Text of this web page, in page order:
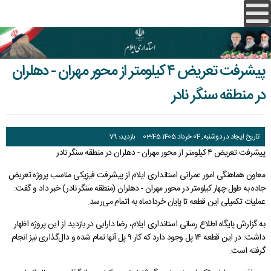
پیشرفت تعریض ۴ کیلومتر از محور مهران - دهلران
در منطقه سنگر نادر
تاریخ ایجاد در دوشنبه, 04 خرداد 1405 03:45 بازدید: 79
پیشرفت تعریض ۴ کیلومتر از محور مهران - دهلران در منطقه سنگر نادر
معاون هماهنگی امور عمرانی استانداری ایلام از پیشرفت فیزیکی مناسب پروژه تعریض
جاده به طول چهار کیلومتر در محور مهران - دهلران (منطقه سنگر نادر) خبر داد و گفت:
عملیات تکمیلی این قطعه تا پایان خردادماه به اتمام می‌رسد.
به گزارش پایگاه اطلاع رسانی استانداری ایلام، رضا دارابی در بازدید از این پروژه اظهار
داشت: در این قطعه ۱۴ پل وجود دارد که کار ۹ پل آنها تمام شده و دال‌گذاری نیز انجام
گرفته است.
صفحه اصلی
حوزه استاندار
دفتر بازرسی، مدیریت عملکرد و امور حقوقی
اداره کل حراست
دفتر امور امنيتی،انتظامی و اتباع ومهاجرین خارجی
دفتر امور اجتماعی و فرهنگی
معاونت هماهنگی امور عمرانی
دفتر امور روستایی و شوراها
دفتر هماهنگی امور اقتصادی
معاونت توسعه مدیریت و منابع
فرمانداری ها
فرمانداری مهران
فرمانداری چوار
شناسنامه استان
فرهنگ و هنر
معرفی خدمات
میز خدمت وزارت کشور
قوانین و دستورالعملها
ارتباط با ما